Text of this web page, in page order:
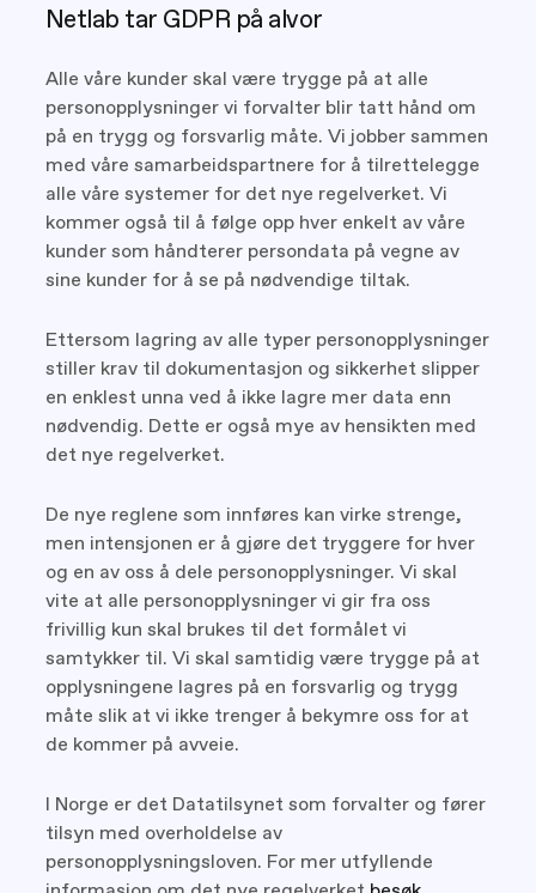
Netlab tar GDPR på alvor
Alle våre kunder skal være trygge på at alle
personopplysninger vi forvalter blir tatt hånd om
på en trygg og forsvarlig måte. Vi jobber sammen
med våre samarbeidspartnere for å tilrettelegge
alle våre systemer for det nye regelverket. Vi
kommer også til å følge opp hver enkelt av våre
kunder som håndterer persondata på vegne av
sine kunder for å se på nødvendige tiltak.
Ettersom lagring av alle typer personopplysninger
stiller krav til dokumentasjon og sikkerhet slipper
en enklest unna ved å ikke lagre mer data enn
nødvendig. Dette er også mye av hensikten med
det nye regelverket.
De nye reglene som innføres kan virke strenge,
men intensjonen er å gjøre det tryggere for hver
og en av oss å dele personopplysninger. Vi skal
vite at alle personopplysninger vi gir fra oss
frivillig kun skal brukes til det formålet vi
samtykker til. Vi skal samtidig være trygge på at
opplysningene lagres på en forsvarlig og trygg
måte slik at vi ikke trenger å bekymre oss for at
de kommer på avveie.
I Norge er det Datatilsynet som forvalter og fører
tilsyn med overholdelse av
personopplysningsloven. For mer utfyllende